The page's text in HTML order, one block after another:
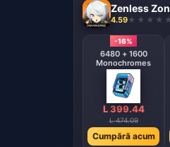
Zenless
4.59
-16%
6480 + 1600
Monochromes
L 399.44
L 474.09
Cumpără acum